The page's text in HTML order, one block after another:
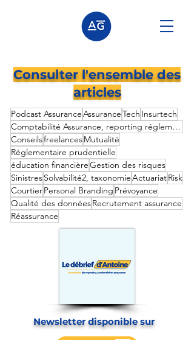
Consulter l'ensemble des
articles
Podcast AssuranceAssuranceTech Insurtech
Comptabilité Assurance, reporting réglementaire prudentielle,
ConseilsfreelancesMutualité
Réglementaire prudentielle
éducation financièreGestion des risques
SinistresSolvabilité2, taxonomieActuariatRisk
CourtierPersonal Branding Prévoyance
Qualité des donnéesRecrutement assurance
Réassurance
Newsletter disponible sur